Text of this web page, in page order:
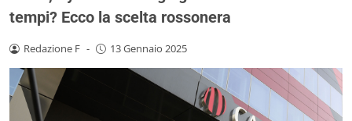
tempi? Ecco la scelta rossonera
Redazione F - 13 Gennaio 2025